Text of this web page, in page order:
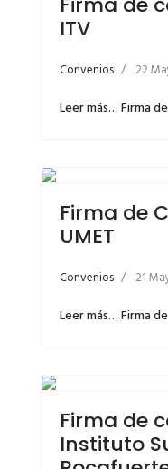
ITV
Convenios 22
Leer más… Firma
Firma de
UMET
Convenios 21
Leer más… Firma
Firma de
Instituto